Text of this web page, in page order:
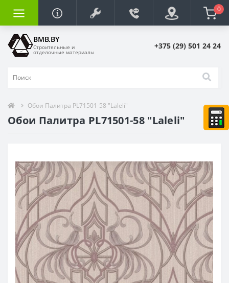
0
BMB.BY
Строительные и
отделочные материалы
+375 (29) 501 24 24
Обои Палитра PL71501-58 "Laleli"
Обои Палитра PL71501-58 "Laleli"